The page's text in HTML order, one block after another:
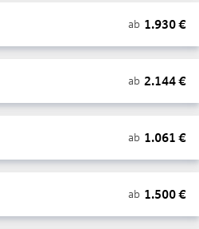
ab 1.930€
ab 2.144€
ab 1.061 €
ab 1.500€